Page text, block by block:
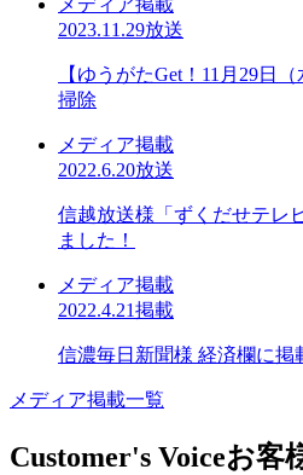
メディア掲載
2023.11.29放送
【ゆうがたGet！11月29日
掃除
メディア掲載
2022.6.20放送
信越放送様「ずくだせテレ
ました！
メディア掲載
2022.4.21掲載
信濃毎日新聞様 経済欄に掲
メディア掲載一覧
Customer's Voiceお客